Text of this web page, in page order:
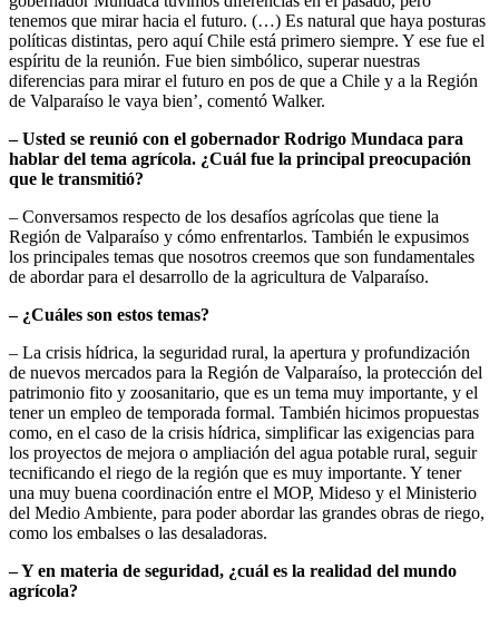
tenemos que mirar hacia el futuro. (…) Es natural que haya posturas
políticas distintas, pero aquí Chile está primero siempre. Y ese fue el
espíritu de la reunión. Fue bien simbólico, superar nuestras
diferencias para mirar el futuro en pos de que a Chile y a la Región
de Valparaíso le vaya bien’, comentó Walker.
– Usted se reunió con el gobernador Rodrigo Mundaca para
hablar del tema agrícola. ¿Cuál fue la principal preocupación
que le transmitió?
– Conversamos respecto de los desafíos agrícolas que tiene la
Región de Valparaíso y cómo enfrentarlos. También le expusimos
los principales temas que nosotros creemos que son fundamentales
de abordar para el desarrollo de la agricultura de Valparaíso.
– ¿Cuáles son estos temas?
– La crisis hídrica, la seguridad rural, la apertura y profundización
de nuevos mercados para la Región de Valparaíso, la protección del
patrimonio fito y zoosanitario, que es un tema muy importante, y el
tener un empleo de temporada formal. También hicimos propuestas
como, en el caso de la crisis hídrica, simplificar las exigencias para
los proyectos de mejora o ampliación del agua potable rural, seguir
tecnificando el riego de la región que es muy importante. Y tener
una muy buena coordinación entre el MOP, Mideso y el Ministerio
del Medio Ambiente, para poder abordar las grandes obras de riego,
como los embalses o las desaladoras.
– Y en materia de seguridad, ¿cuál es la realidad del mundo
agrícola?